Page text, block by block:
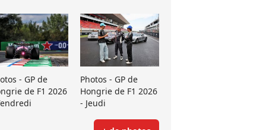
- GP de
de F1 2026
Photos - GP de
Hongrie de F1 2026
- Jeudi